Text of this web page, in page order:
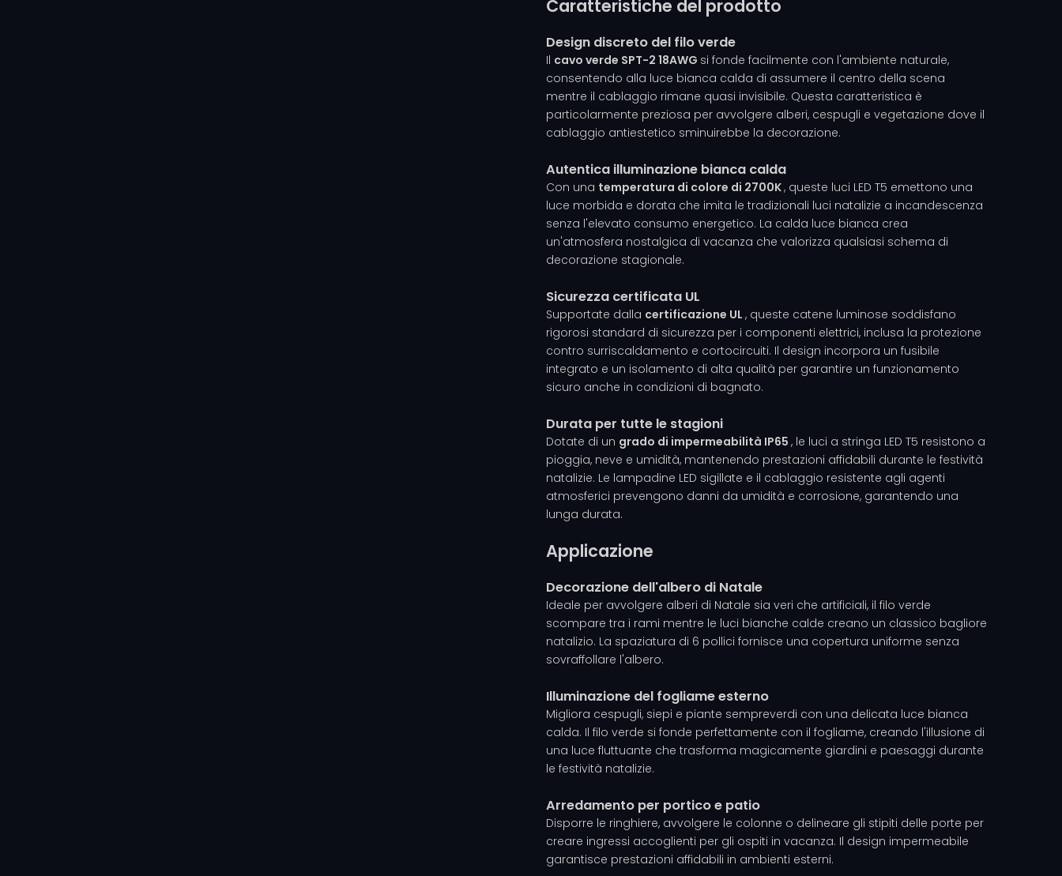
Caratteristiche del prodotto
Design discreto del filo verde
Il cavo verde SPT-2 18AWG si fonde facilmente con l'ambiente naturale,
consentendo alla luce bianca calda di assumere il centro della scena
mentre il cablaggio rimane quasi invisibile. Questa caratteristica è
particolarmente preziosa per avvolgere alberi, cespugli e vegetazione dove il
cablaggio antiestetico sminuirebbe la decorazione.
Autentica illuminazione bianca calda
Con una temperatura di colore di 2700K, queste luci LED T5 emettono una
luce morbida e dorata che imita le tradizionali luci natalizie a incandescenza
senza l'elevato consumo energetico. La calda luce bianca crea
un'atmosfera nostalgica di vacanza che valorizza qualsiasi schema di
decorazione stagionale.
Sicurezza certificata UL
Supportate dalla certificazione UL , queste catene luminose soddisfano
rigorosi standard di sicurezza per i componenti elettrici, inclusa la protezione
contro surriscaldamento e cortocircuiti. Il design incorpora un fusibile
integrato e un isolamento di alta qualità per garantire un funzionamento
sicuro anche in condizioni di bagnato.
Durata per tutte le stagioni
Dotate di un grado di impermeabilità IP65 , le luci a stringa LED T5 resistono a
pioggia, neve e umidità, mantenendo prestazioni affidabili durante le festività
natalizie. Le lampadine LED sigillate e il cablaggio resistente agli agenti
atmosferici prevengono danni da umidità e corrosione, garantendo una
lunga durata.
Applicazione
Decorazione dell'albero di Natale
Ideale per avvolgere alberi di Natale sia veri che artificiali, il filo verde
scompare tra i rami mentre le luci bianche calde creano un classico bagliore
natalizio. La spaziatura di 6 pollici fornisce una copertura uniforme senza
sovraffollare l'albero.
Illuminazione del fogliame esterno
Migliora cespugli, siepi e piante sempreverdi con una delicata luce bianca
calda. Il filo verde si fonde perfettamente con il fogliame, creando l'illusione di
una luce fluttuante che trasforma magicamente giardini e paesaggi durante
le festività natalizie.
Arredamento per portico e patio
Disporre le ringhiere, avvolgere le colonne o delineare gli stipiti delle porte per
creare ingressi accoglienti per gli ospiti in vacanza. Il design impermeabile
garantisce prestazioni affidabili in ambienti esterni.